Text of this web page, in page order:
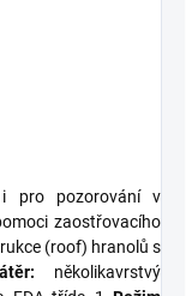
i pro pozorování v
zaostřovacího
(roof) hranolů s
několikavrstvý